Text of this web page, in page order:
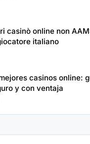
casinò online non
italiano
casinos online:
y con ventaja